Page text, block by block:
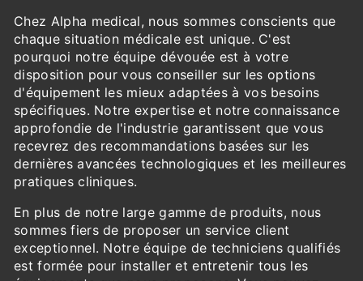
Chez Alpha medical, nous sommes conscients que
chaque situation médicale est unique. C'est
pourquoi notre équipe dévouée est à votre
disposition pour vous conseiller sur les options
d'équipement les mieux adaptées à vos besoins
spécifiques. Notre expertise et notre connaissance
approfondie de l'industrie garantissent que vous
recevrez des recommandations basées sur les
dernières avancées technologiques et les meilleures
pratiques cliniques.
En plus de notre large gamme de produits, nous
sommes fiers de proposer un service client
exceptionnel. Notre équipe de techniciens qualifiés
est formée pour installer et entretenir tous les